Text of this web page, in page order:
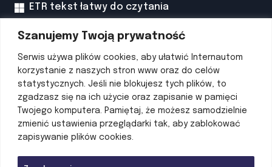
Szanujemy Twoją prywatność
Serwis używa plików cookies, aby ułatwić Internautom
korzystanie z naszych stron www oraz do celów
statystycznych. Jeśli nie blokujesz tych plików, to
zgadzasz się na ich użycie oraz zapisanie w pamięci
Twojego komputera. Pamiętaj, że możesz samodzielnie
zmienić ustawienia przeglądarki tak, aby zablokować
zapisywanie plików cookies.
ETR tekst łatwy do czytania
Treść w języku migowym
Zarząd Dróg Wojewódzkich w
Katowicach